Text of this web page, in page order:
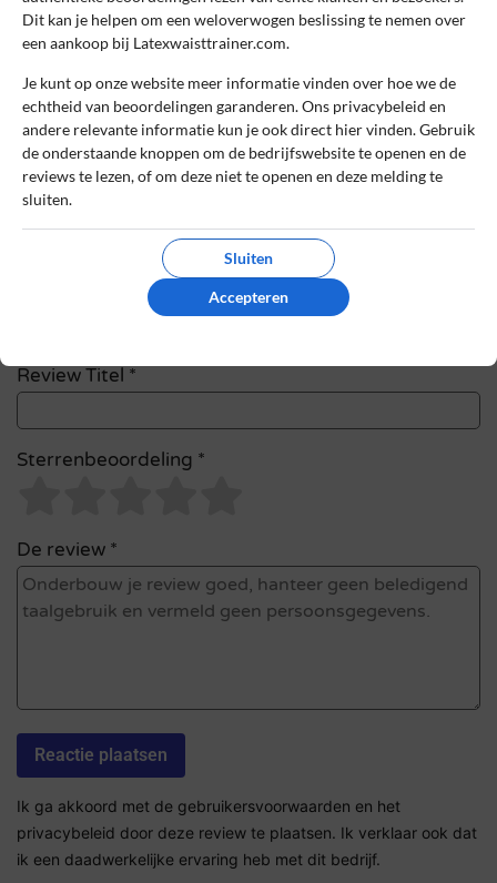
Het e-mailadres en bestelnummer worden niet
gepubliceerd. Vereiste velden zijn gemarkeerd
met *
Naam
E-mail
Bestelnummer
Review Titel *
Sterrenbeoordeling *
De review *
Ik ga akkoord met de gebruikersvoorwaarden en het
privacybeleid door deze review te plaatsen. Ik verklaar ook dat
ik een daadwerkelijke ervaring heb met dit bedrijf.
Dit kan je helpen om een weloverwogen beslissing te nemen over
een aankoop bij Latexwaisttrainer.com.
Je kunt op onze website meer informatie vinden over hoe we de
echtheid van beoordelingen garanderen. Ons privacybeleid en
andere relevante informatie kun je ook direct hier vinden. Gebruik
de onderstaande knoppen om de bedrijfswebsite te openen en de
reviews te lezen, of om deze niet te openen en deze melding te
sluiten.
Sluiten
Accepteren